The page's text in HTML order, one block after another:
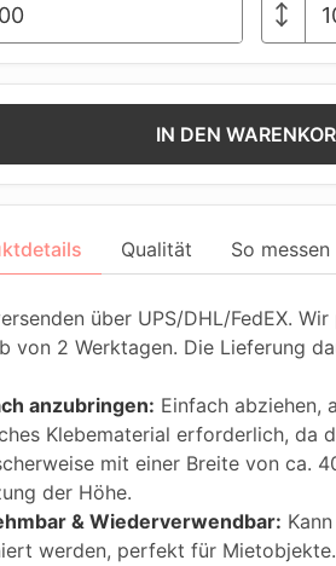
IN DEN
Qualität So messen
über UPS/DHL/FedEX.
von 2 Werktagen. Die Lieferung
anzubringen: Einfach abziehen,
Klebematerial erforderlich, da
mit einer Breite von ca.
der Höhe.
& Wiederverwendbar:
werden, perfekt für Mietobjekte.